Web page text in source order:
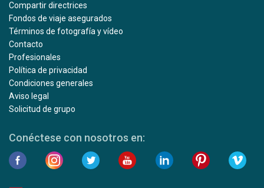
Compartir directrices
Fondos de viaje asegurados
Términos de fotografía y vídeo
Contacto
Profesionales
Política de privacidad
Condiciones generales
Aviso legal
Solicitud de grupo
Conéctese con nosotros en: